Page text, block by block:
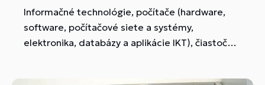
Informačné technológie, počítače (hardware,
software, počítačové siete a systémy,
elektronika, databázy a aplikácie IKT), čiastočne